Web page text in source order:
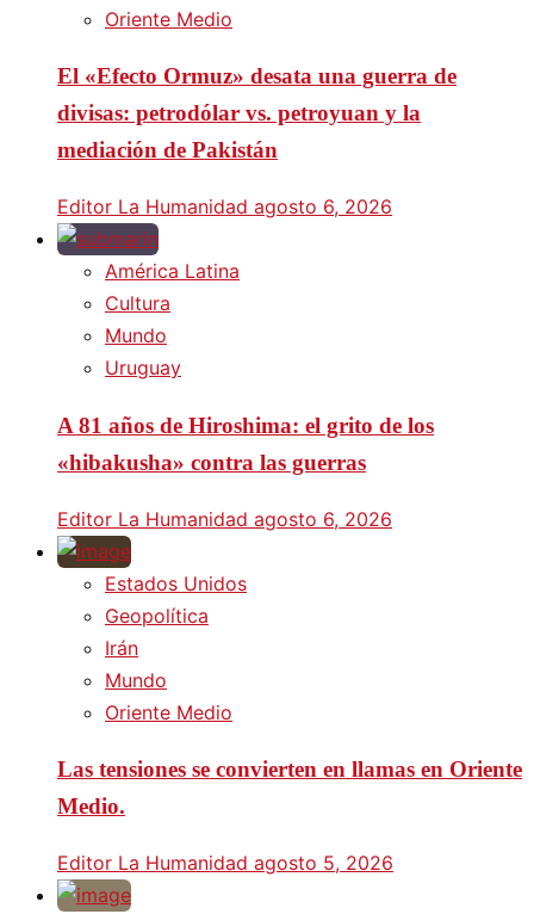
Oriente Medio
El «Efecto Ormuz» desata una guerra de
divisas: petrodólar vs. petroyuan y la
mediación de Pakistán
Editor La Humanidad agosto 6, 2026
América Latina
Cultura
Mundo
Uruguay
A 81 años de Hiroshima: el grito de los
«hibakusha» contra las guerras
Editor La Humanidad agosto 6, 2026
Estados Unidos
Geopolítica
Irán
Mundo
Oriente Medio
Las tensiones se convierten en llamas en Oriente
Medio.
Editor La Humanidad agosto 5, 2026